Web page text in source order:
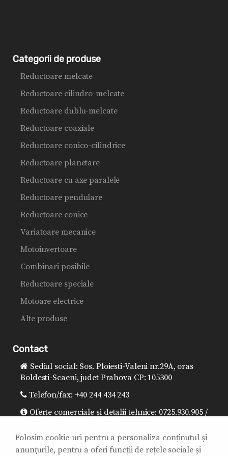
Categorii de produse
Reductoare melcate
Reductoare cilindro-melcate
Reductoare dublu-melcate
Reductoare coaxiale
Reductoare conico-cilindrice
Reductoare planetare
Reductoare cu axe paralele
Reductoare pendulare
Reductoare conice
Variatoare mecanice
Motoinvertoare
Combinari posibile
Reductoare speciale
Motoare electrice
Alte produse
Contact
Sediul social: Sos. Ploiesti-Valeni nr.29A, oras
Boldesti-Scaeni, judet Prahova CP: 105300
Telefon/fax: +40 244 434 243
Oferte comerciale si detalii tehnice: 0725.930.905 /
Director general: 0725.930.906 /
office@sitibalkania.ro
Folosim cookie-uri pentru a personaliza conținutul și
anunțurile, pentru a oferi funcții de rețele sociale și